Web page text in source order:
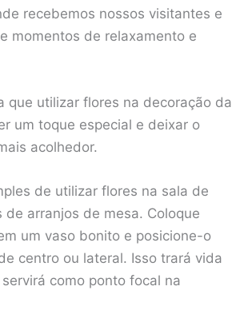
recebemos nossos visitantes e
momentos de relaxamento e
que utilizar flores na decoração da
um toque especial e deixar o
acolhedor.
de utilizar flores na sala de
de arranjos de mesa. Coloque
um vaso bonito e posicione-o
centro ou lateral. Isso trará vida
como ponto focal na